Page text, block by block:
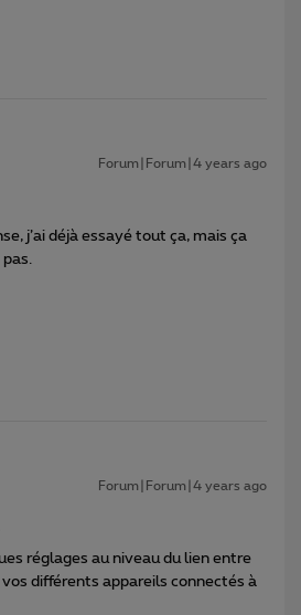
Forum|Forum|4 years ago
j’ai déjà essayé tout ça, mais ça
Forum|Forum|4 years ago
réglages au niveau du lien entre
différents appareils connectés à